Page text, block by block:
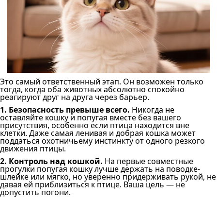
Это самый ответственный этап. Он возможен только
тогда, когда оба животных абсолютно спокойно
реагируют друг на друга через барьер.
1. Безопасность превыше всего. Никогда не
оставляйте кошку и попугая вместе без вашего
присутствия, особенно если птица находится вне
клетки. Даже самая ленивая и добрая кошка может
поддаться охотничьему инстинкту от одного резкого
движения птицы.
2. Контроль над кошкой. На первые совместные
прогулки попугая кошку лучше держать на поводке-
шлейке или мягко, но уверенно придерживать рукой, не
давая ей приблизиться к птице. Ваша цель — не
допустить погони.